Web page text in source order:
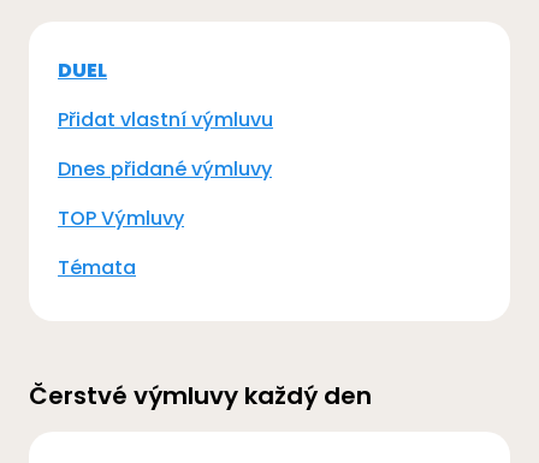
DUEL
Přidat vlastní výmluvu
Dnes přidané výmluvy
TOP Výmluvy
Témata
Čerstvé výmluvy každý den